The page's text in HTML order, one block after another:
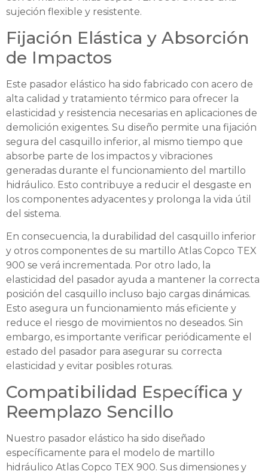
sujeción flexible y resistente.
Fijación Elástica y Absorción
de Impactos
Este pasador elástico ha sido fabricado con acero de
alta calidad y tratamiento térmico para ofrecer la
elasticidad y resistencia necesarias en aplicaciones de
demolición exigentes. Su diseño permite una fijación
segura del casquillo inferior, al mismo tiempo que
absorbe parte de los impactos y vibraciones
generadas durante el funcionamiento del martillo
hidráulico. Esto contribuye a reducir el desgaste en
los componentes adyacentes y prolonga la vida útil
del sistema.
En consecuencia, la durabilidad del casquillo inferior
y otros componentes de su martillo Atlas Copco TEX
900 se verá incrementada. Por otro lado, la
elasticidad del pasador ayuda a mantener la correcta
posición del casquillo incluso bajo cargas dinámicas.
Esto asegura un funcionamiento más eficiente y
reduce el riesgo de movimientos no deseados. Sin
embargo, es importante verificar periódicamente el
estado del pasador para asegurar su correcta
elasticidad y evitar posibles roturas.
Compatibilidad Específica y
Reemplazo Sencillo
Nuestro pasador elástico ha sido diseñado
específicamente para el modelo de martillo
hidráulico Atlas Copco TEX 900. Sus dimensiones y